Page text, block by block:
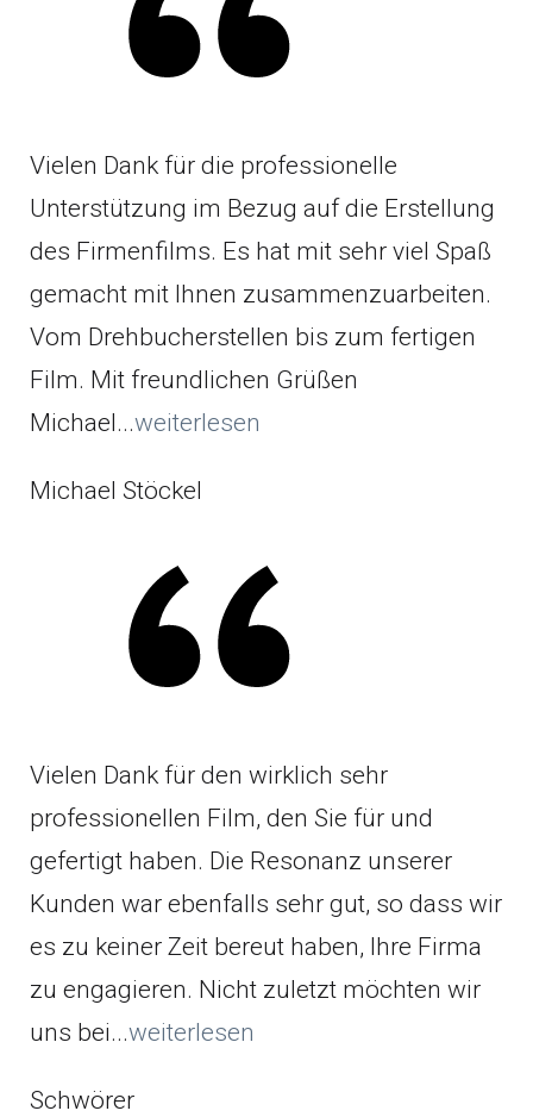
Vielen Dank für die professionelle
Unterstützung im Bezug auf die Erstellung
des Firmenfilms. Es hat mit sehr viel Spaß
gemacht mit Ihnen zusammenzuarbeiten.
Vom Drehbucherstellen bis zum fertigen
Film. Mit freundlichen Grüßen
Michael...weiterlesen
Michael Stöckel
Vielen Dank für den wirklich sehr
professionellen Film, den Sie für und
gefertigt haben. Die Resonanz unserer
Kunden war ebenfalls sehr gut, so dass wir
es zu keiner Zeit bereut haben, Ihre Firma
zu engagieren. Nicht zuletzt möchten wir
uns bei...weiterlesen
Schwörer